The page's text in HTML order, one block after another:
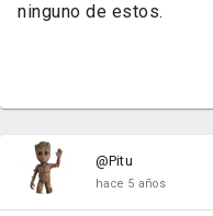
ninguno de estos.
@Pitu
hace 5 años